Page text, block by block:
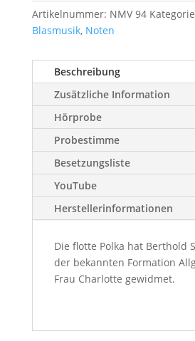
Artikelnummer: NMV 94
Blasmusik, Noten
Beschreibung
Zusätzliche Information
Hörprobe
Probestimme
Besetzungsliste
YouTube
Herstellerinformationen
Die flotte Polka hat Berthold
der bekannten Formation
Frau Charlotte gewidmet.